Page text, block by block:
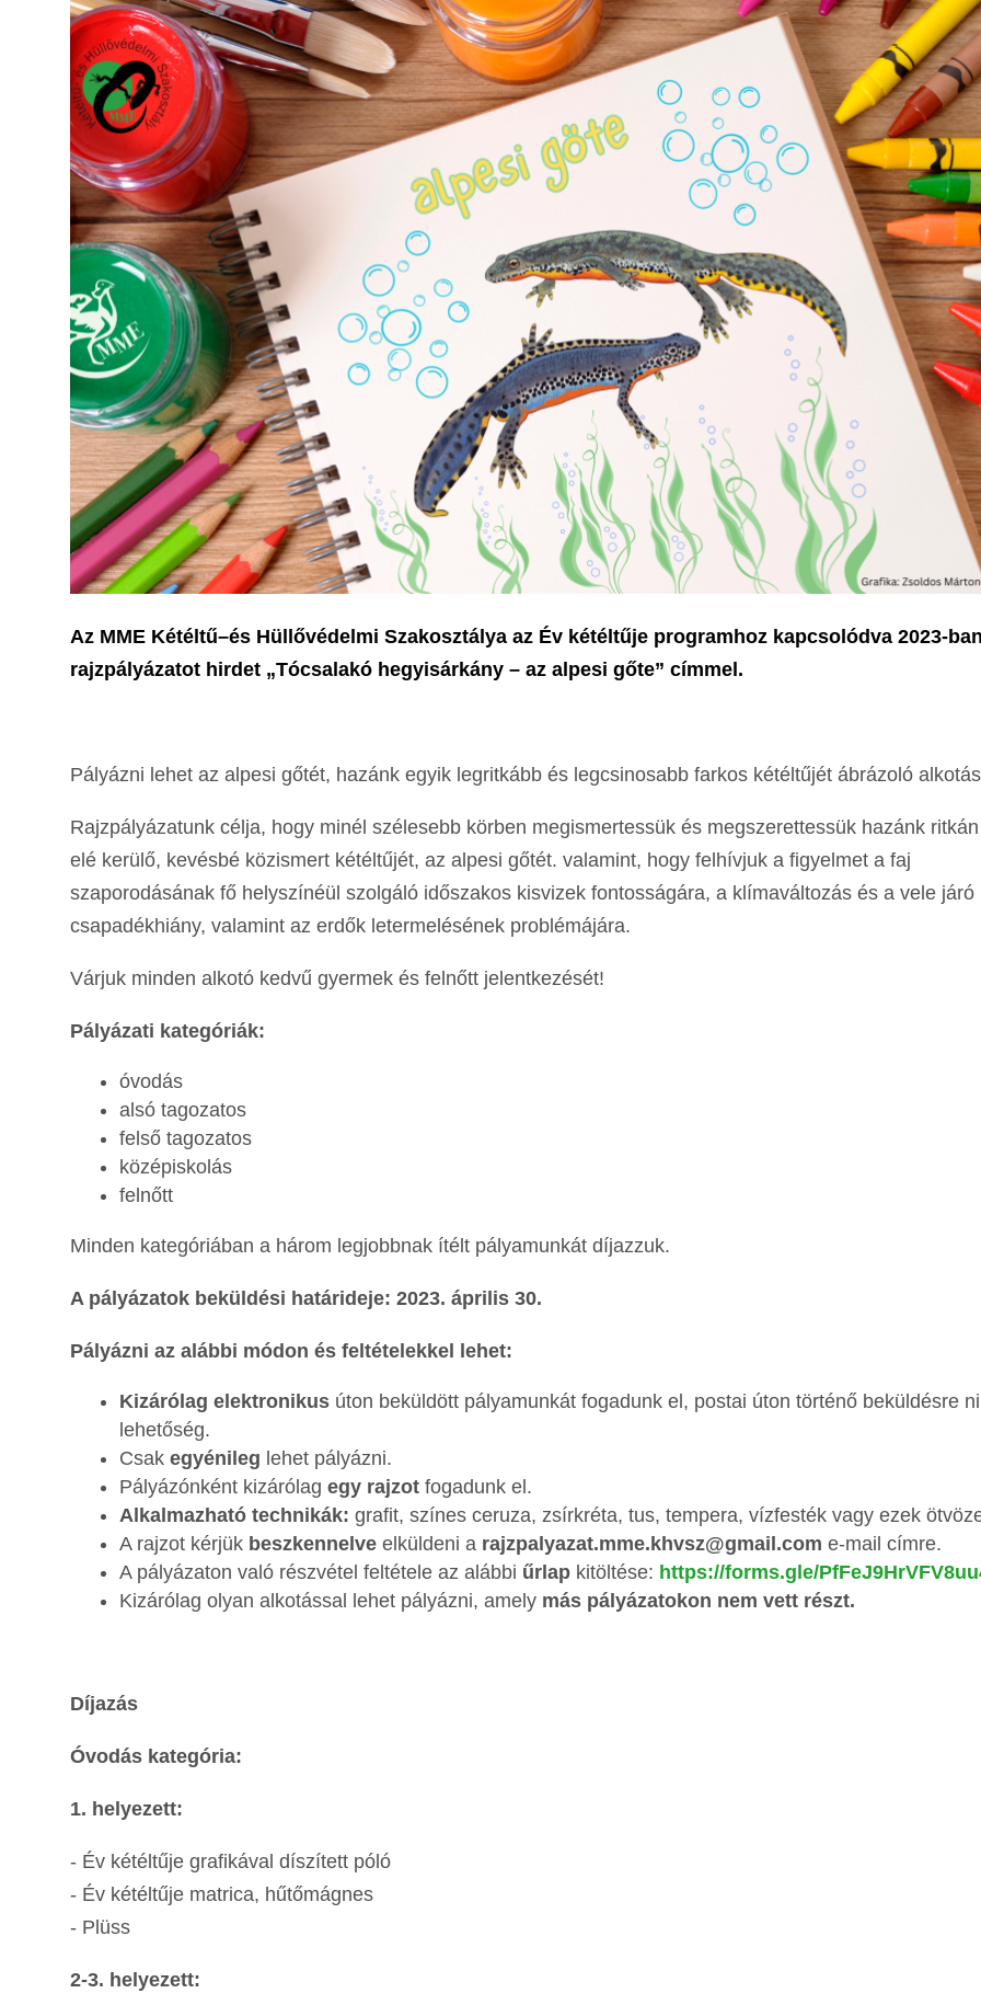
Az MME Kétéltű–és Hüllővédelmi Szakosztálya az Év kétéltűje programhoz kapcsolódva 2023-
rajzpályázatot hirdet „Tócsalakó hegyisárkány – az alpesi gőte” címmel.
Pályázni lehet az alpesi gőtét, hazánk egyik legritkább és legcsinosabb farkos kétéltűjét ábrázoló
Rajzpályázatunk célja, hogy minél szélesebb körben megismertessük és megszerettessük hazánk
elé kerülő, kevésbé közismert kétéltűjét, az alpesi gőtét. valamint, hogy felhívjuk a figyelmet a faj
szaporodásának fő helyszínéül szolgáló időszakos kisvizek fontosságára, a klímaváltozás és a vele járó
csapadékhiány, valamint az erdők letermelésének problémájára.
Várjuk minden alkotó kedvű gyermek és felnőtt jelentkezését!
Pályázati kategóriák:
óvodás
alsó tagozatos
felső tagozatos
középiskolás
felnőtt
Minden kategóriában a három legjobbnak ítélt pályamunkát díjazzuk.
A pályázatok beküldési határideje: 2023. április 30.
Pályázni az alábbi módon és feltételekkel lehet:
Kizárólag elektronikus úton beküldött pályamunkát fogadunk el, postai úton történő beküldésre
lehetőség.
Csak egyénileg lehet pályázni.
Pályázónként kizárólag egy rajzot fogadunk el.
Alkalmazható technikák: grafit, színes ceruza, zsírkréta, tus, tempera, vízfesték vagy ezek
A rajzot kérjük beszkennelve elküldeni a rajzpalyazat.mme.khvsz@gmail.com e-mail címre.
A pályázaton való részvétel feltétele az alábbi űrlap kitöltése: https://forms.gle/
Kizárólag olyan alkotással lehet pályázni, amely más pályázatokon nem vett részt.
Díjazás
Óvodás kategória:
1. helyezett:
- Év kétéltűje grafikával díszített póló
- Év kétéltűje matrica, hűtőmágnes
- Plüss
2-3. helyezett: